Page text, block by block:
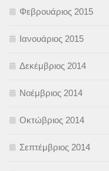
Φεβρουάριος 2015
Ιανουάριος 2015
Δεκέμβριος 2014
Νοέμβριος 2014
Οκτώβριος 2014
Σεπτέμβριος 2014